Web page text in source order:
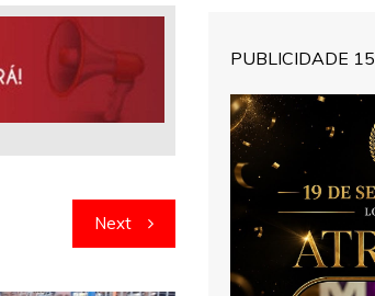
Next
PUBLICIDADE 15